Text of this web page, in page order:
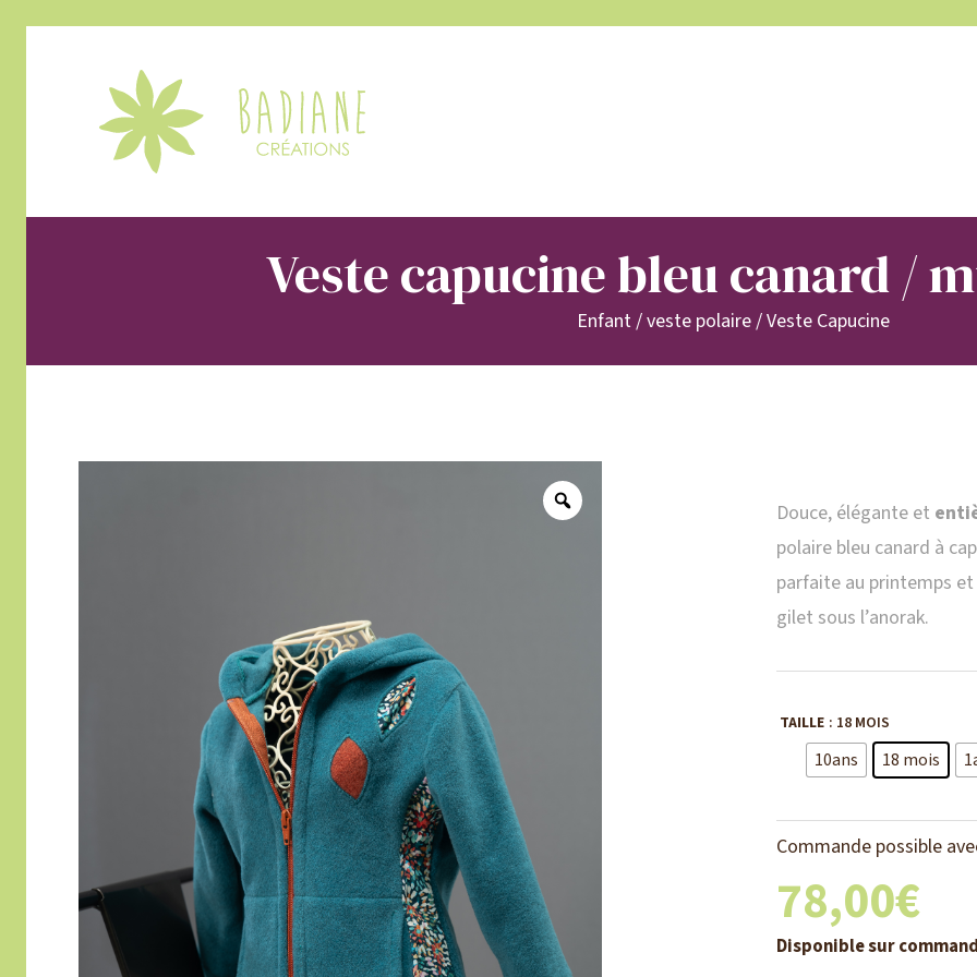
Veste capucine bleu canard /
Enfant/veste polaire/Veste Capucine
Douce, élégante et
polaire bleu canard à
parfaite au printemps
gilet sous l’anorak.
TAILLE : 18 MOIS
10ans 18 mois
Commande possible
78,00€
Disponible sur